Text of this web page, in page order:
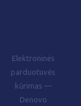
Elektroninės
parduotuvės
kūrimas —
Denovo